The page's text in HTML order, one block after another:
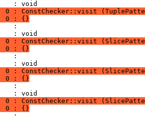
: void
0 : ConstChecker::visit
0 : {}
:
: void
0 : ConstChecker::visit
0 : {}
:
: void
0 : ConstChecker::visit
0 : {}
:
: void
0 : ConstChecker::visit
0 : {}